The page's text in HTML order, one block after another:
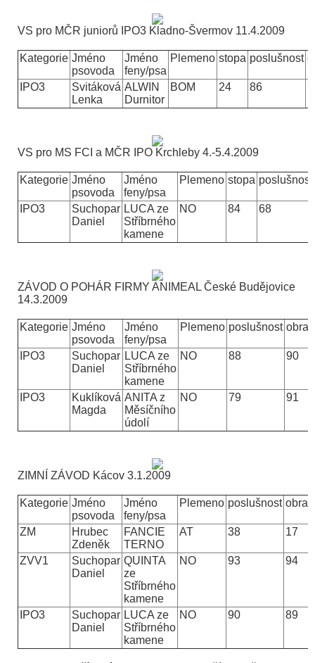
VS pro MČR juniorů IPO3 Kladno-Švermov 11.4.2009
Kategorie Jméno
psovoda
Jméno
feny/psa
Plemeno stopa poslušnost
IPO3
Svitáková
Lenka
ALWIN
Durnitor
BOM 24 86
VS pro MS FCI a MČR IPO Krchleby4.-5.4.2009
Kategorie Jméno
psovoda
Jméno
feny/psa
Plemeno stopa poslušnost
IPO3
Suchopar
Daniel
LUCA ze
Stříbrného
kamene
NO 84 68
ZÁVOD O POHÁR FIRMY ANIMEAL České Budějovice
14.3.2009
Kategorie Jméno
psovoda
Jméno
feny/psa
Plemeno poslušnost
IPO3
Suchopar
Daniel
LUCA ze
Stříbrného
kamene
NO 88 90
IPO3
Kuklíková
Magda
ANITA z
Měsíčního
údolí
NO 79 91
ZIMNÍ ZÁVOD Kácov3.1.2009
Kategorie Jméno
psovoda
Jméno
feny/psa
Plemeno poslušnost
ZM
Hrubec
Zdeněk
FANCIE
TERNO
AT 38 17
ZVV1
Suchopar
Daniel
QUINTA
ze
Stříbrného
kamene
NO 93 94
IPO3
Suchopar
Daniel
LUCA ze
Stříbrného
kamene
NO 90 89